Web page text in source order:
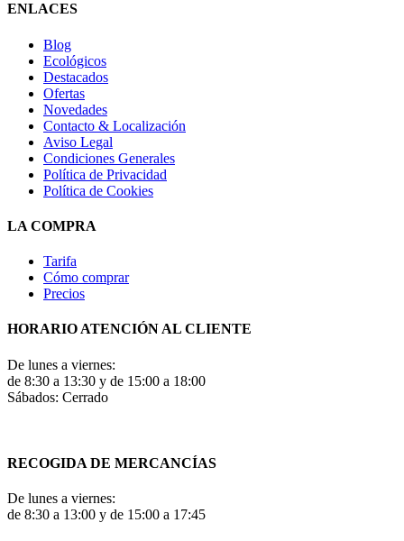
ENLACES
Blog
Ecológicos
Destacados
Ofertas
Novedades
Contacto & Localización
Aviso Legal
Condiciones Generales
Política de Privacidad
Política de Cookies
LA COMPRA
Tarifa
Cómo comprar
Precios
HORARIO ATENCIÓN AL CLIENTE
De lunes a viernes:
de 8:30 a 13:30 y de 15:00 a 18:00
Sábados: Cerrado
RECOGIDA DE MERCANCÍAS
De lunes a viernes:
de 8:30 a 13:00 y de 15:00 a 17:45